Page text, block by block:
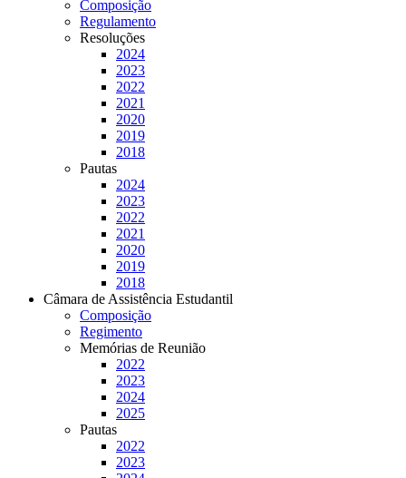
Composição
Regulamento
Resoluções
2024
2023
2022
2021
2020
2019
2018
Pautas
2024
2023
2022
2021
2020
2019
2018
Câmara de Assistência Estudantil
Composição
Regimento
Memórias de Reunião
2022
2023
2024
2025
Pautas
2022
2023